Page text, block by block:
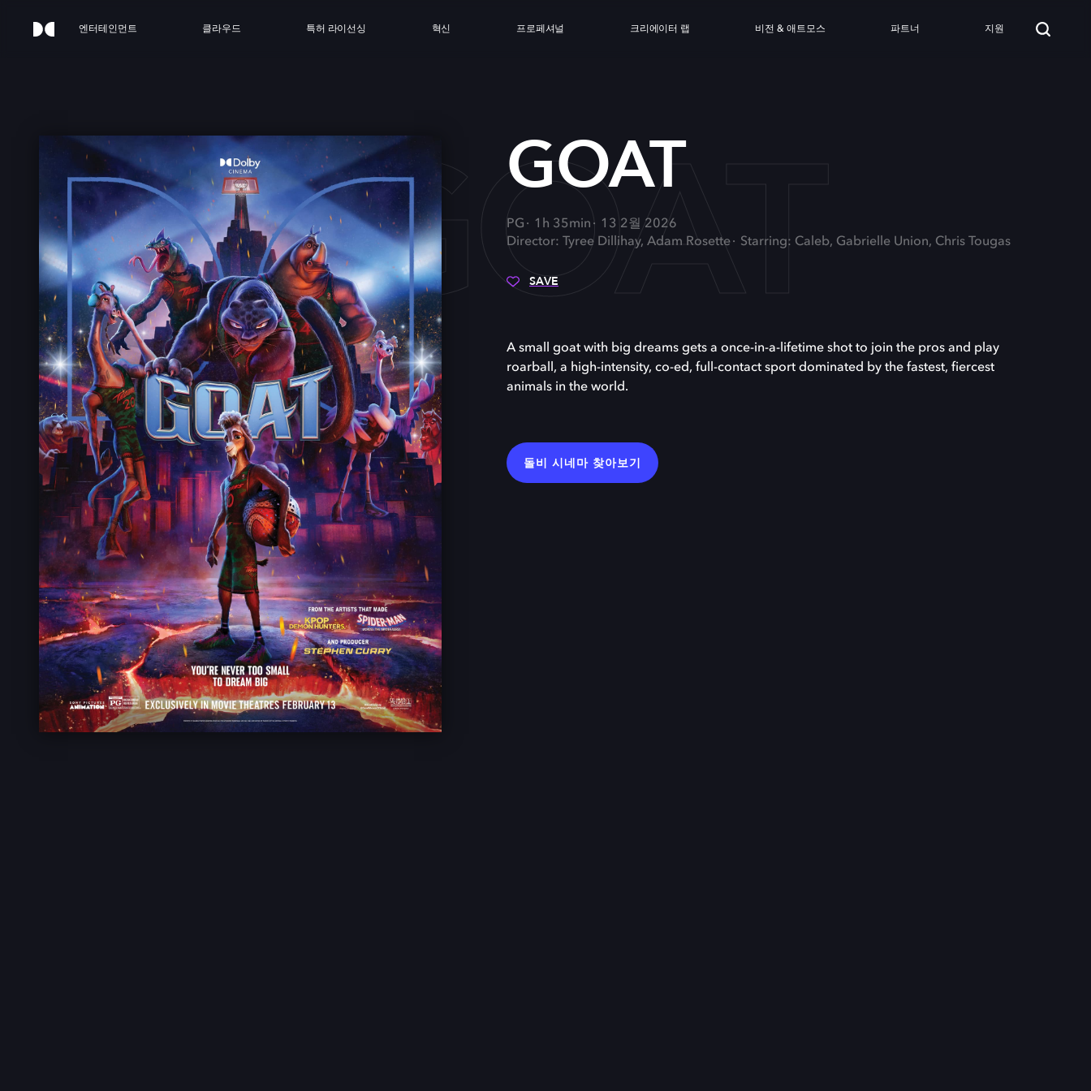
엔터테인먼트 클라우드 특허 라이선싱 혁신 프로페셔널 크리에이터 랩 비전 & 애트모스 파트너 지원
GOAT
GOAT
PG 1h 35min
13 2월 2026
Director: Tyree Dillihay, Adam Rosette
Starring: Caleb, Gabrielle Union, Chris Tougas
SAVE
A small goat with big dreams gets a once-in-a-lifetime shot to join the pros and play
roarball, a high-intensity, co-ed, full-contact sport dominated by the fastest, fiercest
animals in the world.
돌비 시네마 찾아보기